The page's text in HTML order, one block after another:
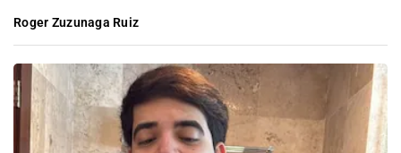
Roger Zuzunaga Ruiz